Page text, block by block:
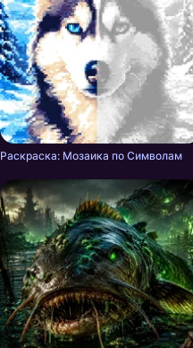
Раскраска: Мозаика по Символам